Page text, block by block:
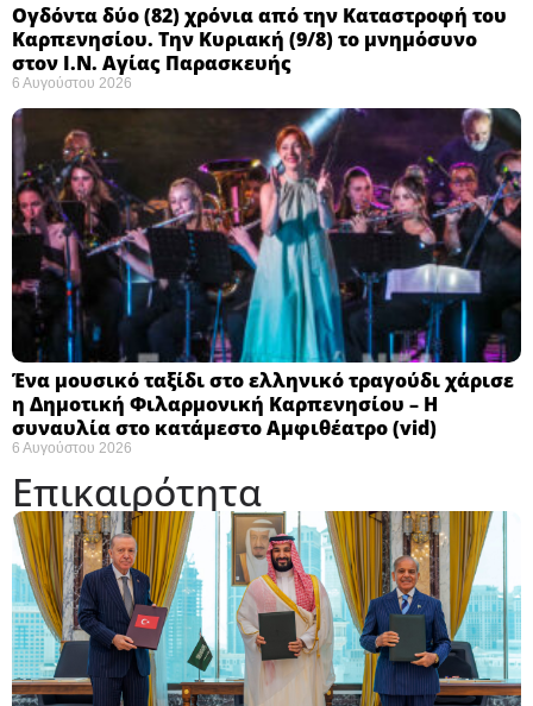
Ογδόντα δύο (82) χρόνια από την Καταστροφή του
Καρπενησίου. Την Κυριακή (9/8) το μνημόσυνο
στον Ι.Ν. Αγίας Παρασκευής
6 Αυγούστου 2026
Ένα μουσικό ταξίδι στο ελληνικό τραγούδι χάρισε
η Δημοτική Φιλαρμονική Καρπενησίου – Η
συναυλία στο κατάμεστο Αμφιθέατρο (vid)
6 Αυγούστου 2026
Επικαιρότητα